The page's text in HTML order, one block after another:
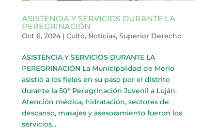
ASISTENCIA Y SERVICIOS DURANTE LA
PEREGRINACIÓN
Oct 6, 2024| Culto, Noticias, Superior Derecho
ASISTENCIA Y SERVICIOS DURANTE LA
PEREGRINACIÓN La Municipalidad de Merlo
asistió a los fieles en su paso por el distrito
durante la 50° Peregrinación Juvenil a Luján.
Atención médica, hidratación, sectores de
descanso, masajes y asesoramiento fueron los
servicios...